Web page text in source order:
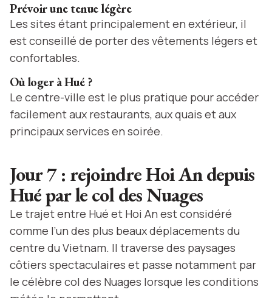
Prévoir une tenue légère
Les sites étant principalement en extérieur, il
est conseillé de porter des vêtements légers et
confortables.
Où loger à Hué ?
Le centre-ville est le plus pratique pour accéder
facilement aux restaurants, aux quais et aux
principaux services en soirée.
Jour 7 : rejoindre Hoi An depuis
Hué par le col des Nuages
Le trajet entre Hué et Hoi An est considéré
comme l’un des plus beaux déplacements du
centre du Vietnam. Il traverse des paysages
côtiers spectaculaires et passe notamment par
le célèbre col des Nuages lorsque les conditions